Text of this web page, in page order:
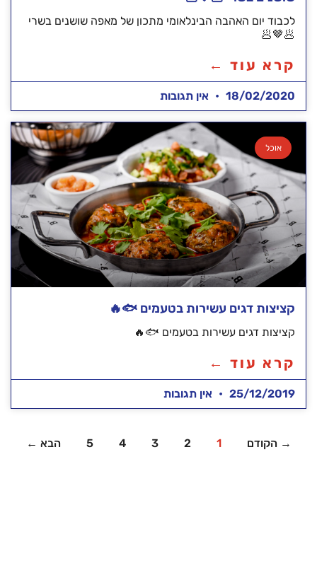
לכבוד יום האהבה הבינלאומי מתכון של מאפה שושנים בשרי
🥟🤎🥟
קרא עוד ←
18/02/2020 אין תגובות
אוכל
קציצות דגים עשירות בטעמים 🐟🔥
קציצות דגים עשירות בטעמים 🐟🔥
קרא עוד ←
25/12/2019 אין תגובות
→ הקודם 1
2
3
4
5 הבא ←